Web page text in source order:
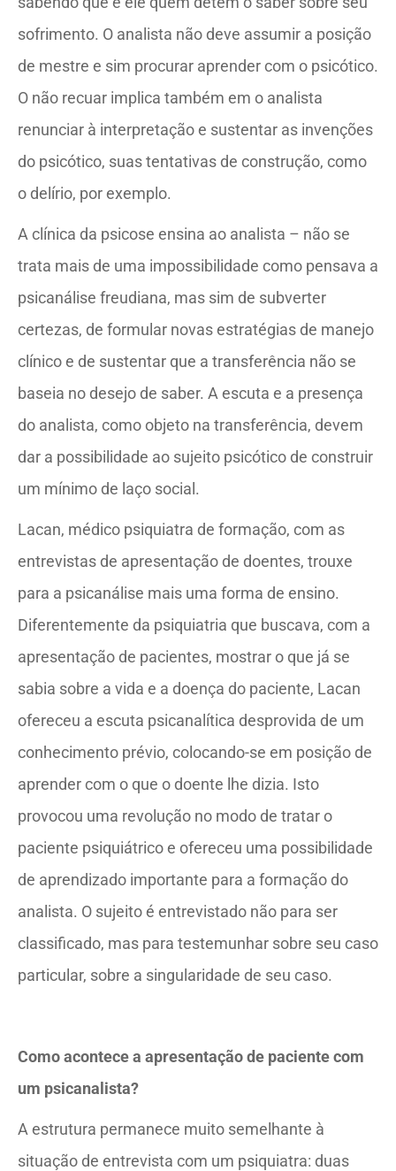
sofrimento. O analista não deve assumir a posição
de mestre e sim procurar aprender com o psicótico.
O não recuar implica também em o analista
renunciar à interpretação e sustentar as invenções
do psicótico, suas tentativas de construção, como
o delírio, por exemplo.
A clínica da psicose ensina ao analista – não se
trata mais de uma impossibilidade como pensava a
psicanálise freudiana, mas sim de subverter
certezas, de formular novas estratégias de manejo
clínico e de sustentar que a transferência não se
baseia no desejo de saber. A escuta e a presença
do analista, como objeto na transferência, devem
dar a possibilidade ao sujeito psicótico de construir
um mínimo de laço social.
Lacan, médico psiquiatra de formação, com as
entrevistas de apresentação de doentes, trouxe
para a psicanálise mais uma forma de ensino.
Diferentemente da psiquiatria que buscava, com a
apresentação de pacientes, mostrar o que já se
sabia sobre a vida e a doença do paciente, Lacan
ofereceu a escuta psicanalítica desprovida de um
conhecimento prévio, colocando-se em posição de
aprender com o que o doente lhe dizia. Isto
provocou uma revolução no modo de tratar o
paciente psiquiátrico e ofereceu uma possibilidade
de aprendizado importante para a formação do
analista. O sujeito é entrevistado não para ser
classificado, mas para testemunhar sobre seu caso
particular, sobre a singularidade de seu caso.
Como acontece a apresentação de paciente com
um psicanalista?
A estrutura permanece muito semelhante à
situação de entrevista com um psiquiatra: duas